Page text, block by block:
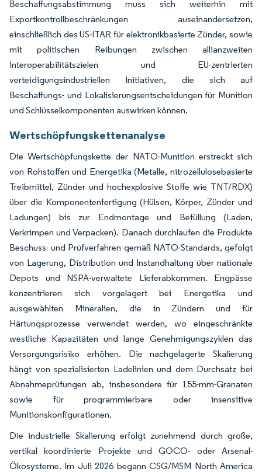
Beschaffungsabstimmung muss sich weiterhin mit
Exportkontrollbeschränkungen auseinandersetzen,
einschließlich des US-ITAR für elektronikbasierte Zünder, sowie
mit politischen Reibungen zwischen allianzweiten
Interoperabilitätszielen und EU-zentrierten
verteidigungsindustriellen Initiativen, die sich auf
Beschaffungs- und Lokalisierungsentscheidungen für Munition
und Schlüsselkomponenten auswirken können.
Wertschöpfungskettenanalyse
Die Wertschöpfungskette der NATO-Munition erstreckt sich
von Rohstoffen und Energetika (Metalle, nitrozellulosebasierte
Treibmittel, Zünder und hochexplosive Stoffe wie TNT/RDX)
über die Komponentenfertigung (Hülsen, Körper, Zünder und
Ladungen) bis zur Endmontage und Befüllung (Laden,
Verkrimpen und Verpacken). Danach durchlaufen die Produkte
Beschuss- und Prüfverfahren gemäß NATO-Standards, gefolgt
von Lagerung, Distribution und Instandhaltung über nationale
Depots und NSPA-verwaltete Lieferabkommen. Engpässe
konzentrieren sich vorgelagert bei Energetika und
ausgewählten Mineralien, die in Zündern und für
Härtungsprozesse verwendet werden, wo eingeschränkte
westliche Kapazitäten und lange Genehmigungszyklen das
Versorgungsrisiko erhöhen. Die nachgelagerte Skalierung
hängt von spezialisierten Ladelinien und dem Durchsatz bei
Abnahmeprüfungen ab, insbesondere für 155-mm-Granaten
sowie für programmierbare oder insensitive
Munitionskonfigurationen.
Die industrielle Skalierung erfolgt zunehmend durch große,
vertikal koordinierte Projekte und GOCO- oder Arsenal-
Ökosysteme. Im Juli 2026 begann CSG/MSM North America